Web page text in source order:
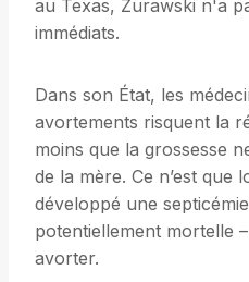
au Texas, Zurawski n'a
immédiats.
Dans son État, les
avortements risquent la
moins que la grossesse
de la mère. Ce n’est que
développé une
potentiellement mortelle
avorter.